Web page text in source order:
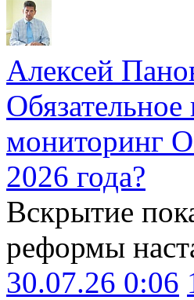
Алексей
Обязательное
мониторинг
2026 года?
Вскрытие
реформы
30.07.26 0:06